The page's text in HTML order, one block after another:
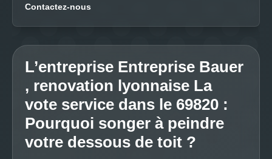
Contactez-nous
L’entreprise Entreprise Bauer
, renovation lyonnaise La
vote service dans le 69820 :
Pourquoi songer à peindre
votre dessous de toit ?